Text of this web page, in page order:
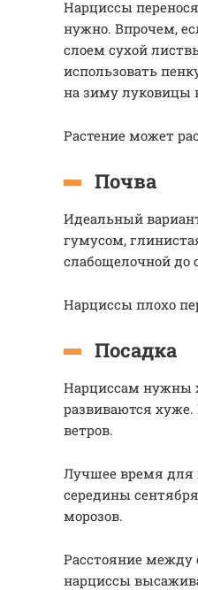
Нарциссы
нужно. Впрочем,
слоем сухой
использовать
на зиму
Растение может
Почва
Идеальный
гумусом,
слабощелочной до
Нарциссы плохо
Посадка
Нарциссам нужны
развиваются
ветров.
Лучшее время для
середины
морозов.
Расстояние между
нарциссы